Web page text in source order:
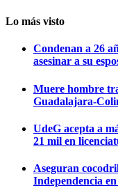
Lo más visto
Condenan a 26
asesinar a su
Muere hombre
Guadalajara-
UdeG acepta a
21 mil en
Aseguran
Independencia